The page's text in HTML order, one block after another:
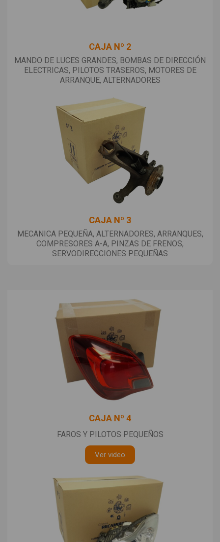
CAJA Nº 2
MANDO DE LUCES GRANDES, BOMBAS DE DIRECCIÓN
ELECTRICAS, PILOTOS TRASEROS, MOTORES DE
ARRANQUE, ALTERNADORES
CAJA Nº 3
MECANICA PEQUEÑA, ALTERNADORES, ARRANQUES,
COMPRESORES A-A, PINZAS DE FRENOS,
SERVODIRECCIONES PEQUEÑAS
CAJA Nº 4
FAROS Y PILOTOS PEQUEÑOS
Ver video